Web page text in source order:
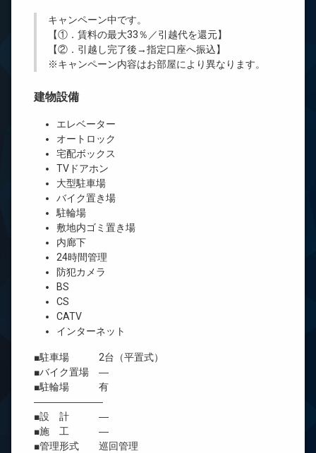
キャンペーン中です。
【①．賃料の最大33％／引越代を還元】
【②．引越し完了後→指定口座へ振込】
※キャンペーン内容はお部屋により異なります。
建物設備
エレベーター
オートロック
宅配ボックス
TVドアホン
大型駐車場
バイク置き場
駐輪場
敷地内ゴミ置き場
内廊下
24時間管理
防犯カメラ
BS
CS
CATV
インターネット
■駐車場 2台（平置式）
■バイク置場 ―
■駐輪場 有
―――――――
■設 計 ―
■施 工 ―
■管理形式 巡回管理